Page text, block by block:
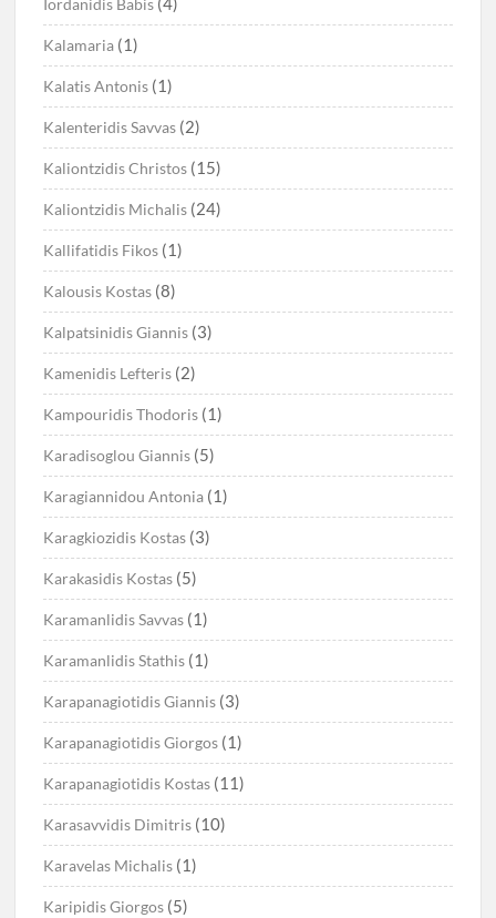
Iordanidis Babis
Kalamaria (1)
Kalatis Antonis (1)
Kalenteridis Savvas (2)
Kaliontzidis Christos (15)
Kaliontzidis Michalis (24)
Kallifatidis Fikos (1)
Kalousis Kostas (8)
Kalpatsinidis Giannis (3)
Kamenidis Lefteris (2)
Kampouridis Thodoris (1)
Karadisoglou Giannis (5)
Karagiannidou Antonia (1)
Karagkiozidis Kostas (3)
Karakasidis Kostas (5)
Karamanlidis Savvas (1)
Karamanlidis Stathis (1)
Karapanagiotidis Giannis (3)
Karapanagiotidis Giorgos (1)
Karapanagiotidis Kostas (11)
Karasavvidis Dimitris (10)
Karavelas Michalis (1)
Karipidis Giorgos (5)